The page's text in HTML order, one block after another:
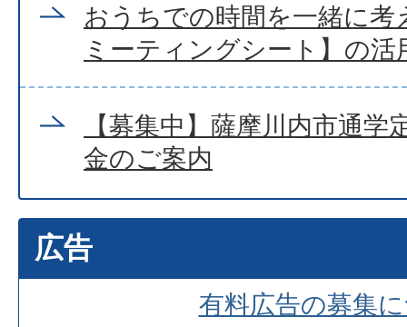
おうちでの時間を一緒に
ミーティングシート】の
【募集中】薩摩川内市通学
金のご案内
広告
有料広告の募集